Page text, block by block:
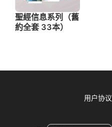
用户协议